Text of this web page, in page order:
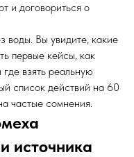
и договориться о
воды. Вы увидите, какие
первые кейсы, как
взять реальную
список действий на 60
частые сомнения.
источника